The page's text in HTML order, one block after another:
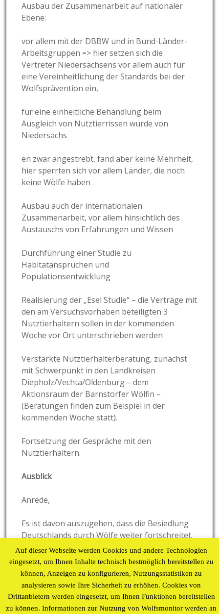
Ausbau der Zusammenarbeit auf nationaler
Ebene:
vor allem mit der DBBW und in Bund-Länder-
Arbeitsgruppen => hier setzen sich die
Vertreter Niedersachsens vor allem auch für
eine Vereinheitlichung der Standards bei der
Wolfsprävention ein,
für eine einheitliche Behandlung beim
Ausgleich von Nutztierrissen wurde von
Niedersachs
en zwar angestrebt, fand aber keine Mehrheit,
hier sperrten sich vor allem Länder, die noch
keine Wölfe haben
Ausbau auch der internationalen
Zusammenarbeit, vor allem hinsichtlich des
Austauschs von Erfahrungen und Wissen
Durchführung einer Studie zu
Habitatansprüchen und
Populationsentwicklung
Realisierung der „Esel Studie“ – die Verträge mit
den am Versuchsvorhaben beteiligten 3
Nutztierhaltern sollen in der kommenden
Woche vor Ort unterschrieben werden
Verstärkte Nutztierhalterberatung, zunächst
mit Schwerpunkt in den Landkreisen
Diepholz/Vechta/Oldenburg – dem
Aktionsraum der Barnstorfer Wölfin –
(Beratungen finden zum Beispiel in der
kommenden Woche statt).
Fortsetzung der Gespräche mit den
Nutztierhaltern.
Ausblick
Anrede,
Es ist davon auszugehen, dass die Besiedlung
Deutschlands durch Wölfe weiter fortschreitet.
Wie schnell das geht, vermag ich nicht zu
beurteilen.
Die Tendenzen deuten darauf hin, dass künftig
alle geeigneten Territorien wieder von Wölfen
besiedelt sein werden. Die hohen
Auf dieser Webseite werden Cookies und andere Technologien
eingesetzt, um Ihnen Inhalte technisch bestmöglich bereitstellen zu
können, Anzeigen zu konfigurieren, Nutzungsstatistiken zu
analysieren sowie Ihre Sicherheit zu erhöhen. Cookies von
Drittanbietern werden eingesetzt, um Ihnen Funktionen bereitstellen
zu können. Informationen zur Nutzung von Wolfsmonitor werden an